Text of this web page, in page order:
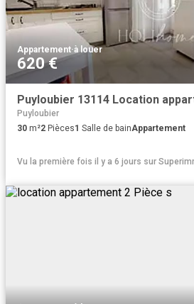
Appartement·à louer
620 €
Puyloubier
30 m²2 Pièces1 Salle de bainAppartement
Vu la première fois il y a 6 jours sur